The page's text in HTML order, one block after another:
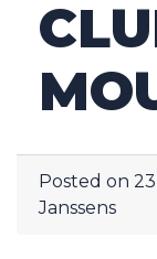
Posted on
Janssens